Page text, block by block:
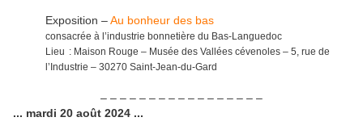
Exposition –Au bonheur des bas
consacrée à l’industrie bonnetière du Bas-Languedoc
Lieu : Maison Rouge – Musée des Vallées cévenoles – 5, rue de
l’Industrie – 30270 Saint-Jean-du-Gard
– – – – – – – – – – – – – – – – –
... mardi 20 août 2024 ...